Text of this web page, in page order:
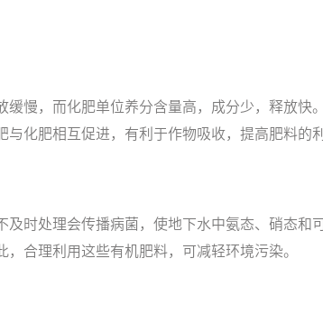
慢，而化肥单位养分含量高，成分少，释放
化肥相互促进，有利于作物吸收，提高肥料的利
时处理会传播病菌，使地下水中氨态、硝态
合理利用这些有机肥料，可减轻环境污染。